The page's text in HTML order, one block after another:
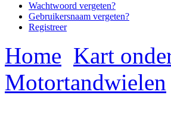
Wachtwoord vergeten?
Gebruikersnaam vergeten?
Registreer
Home Kart
Motortandwielen